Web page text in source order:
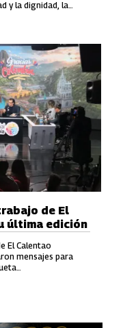
y la dignidad, la
y el cuidado
de El
última edición
El Calentao
mensajes para
en redes